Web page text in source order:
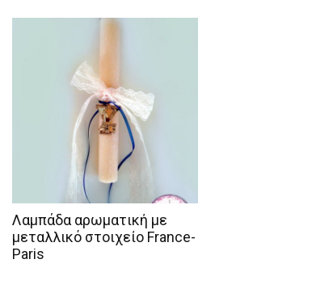
Λαμπάδα αρωματική με
μεταλλικό στοιχείο France-
Paris